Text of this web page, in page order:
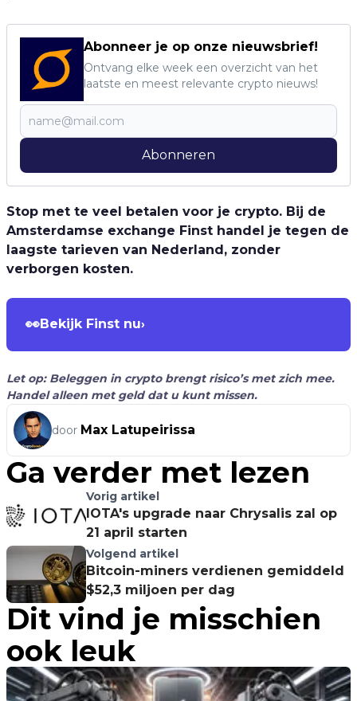
Abonneer je op onze nieuwsbrief!
Ontvang elke week een overzicht van het
laatste en meest relevante crypto nieuws!
Abonneren
Stop met te veel betalen voor je crypto. Bij de
Amsterdamse exchange Finst handel je tegen de
laagste tarieven van Nederland, zonder
verborgen kosten.
👀Bekijk Finst nu›
Let op: Beleggen in crypto brengt risico’s met zich mee.
Handel alleen met geld dat u kunt missen.
door Max Latupeirissa
Ga verder met lezen
Vorig artikel
IOTA's upgrade naar Chrysalis zal op
21 april starten
Volgend artikel
Bitcoin-miners verdienen gemiddeld
$52,3 miljoen per dag
Dit vind je misschien
ook leuk